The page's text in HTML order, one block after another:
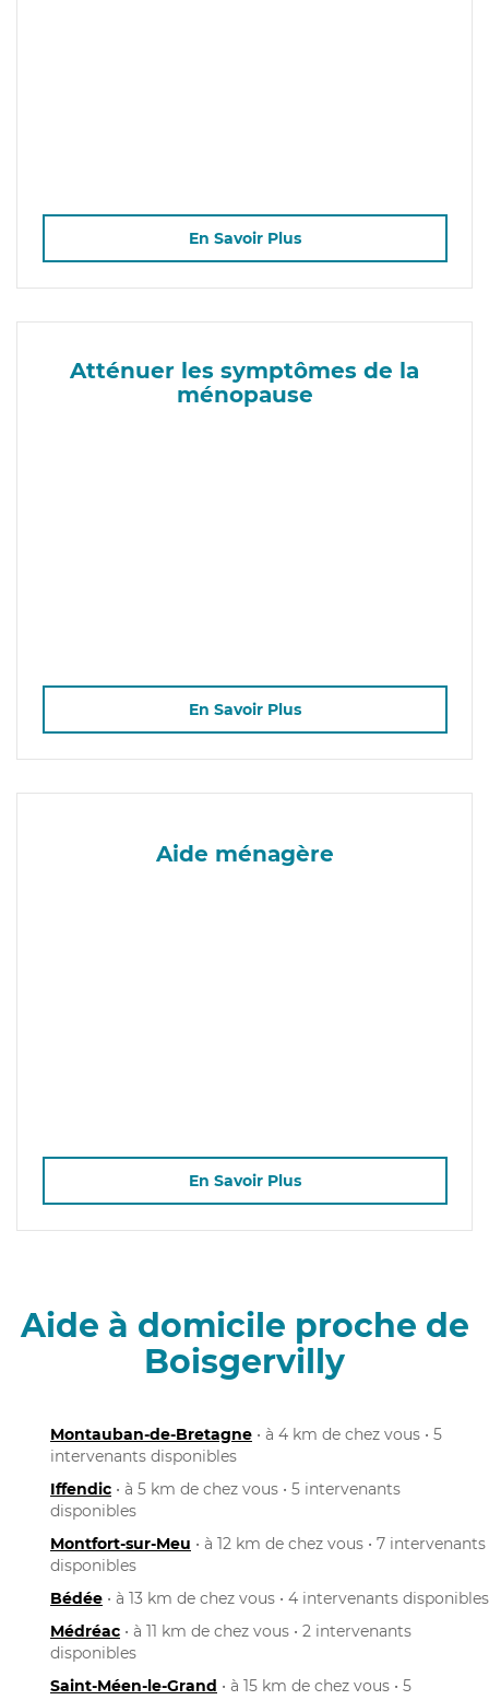
En Savoir Plus
Atténuer les symptômes de la
ménopause
En Savoir Plus
Aide ménagère
En Savoir Plus
Aide à domicile proche de
Boisgervilly
Montauban-de-Bretagne • à 4 km de chez vous • 5
intervenants disponibles
Iffendic • à 5 km de chez vous • 5 intervenants
disponibles
Montfort-sur-Meu • à 12 km de chez vous • 7 intervenants
disponibles
Bédée • à 13 km de chez vous • 4 intervenants disponibles
Médréac • à 11 km de chez vous • 2 intervenants
disponibles
Saint-Méen-le-Grand • à 15 km de chez vous • 5